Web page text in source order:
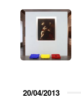
20/04/2013